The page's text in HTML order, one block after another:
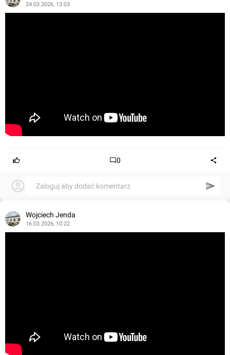
24.03.2026, 13:03
0
Zaloguj aby dodać komentarz
Wojciech Jenda
16.03.2026, 10:22